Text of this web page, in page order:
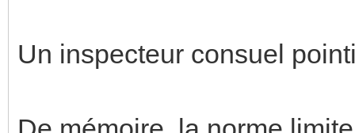
Un inspecteur consuel